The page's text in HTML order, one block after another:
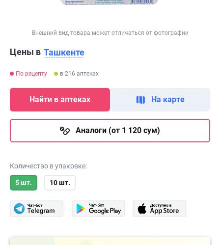
Внешний вид товара может отличаться от фотографии
Цены в Ташкенте
По рецепту в 216 аптеках
Найти в аптеках На карте
Аналоги (от 1 120 сум)
Количество в упаковке:
5 шт. 10 шт.